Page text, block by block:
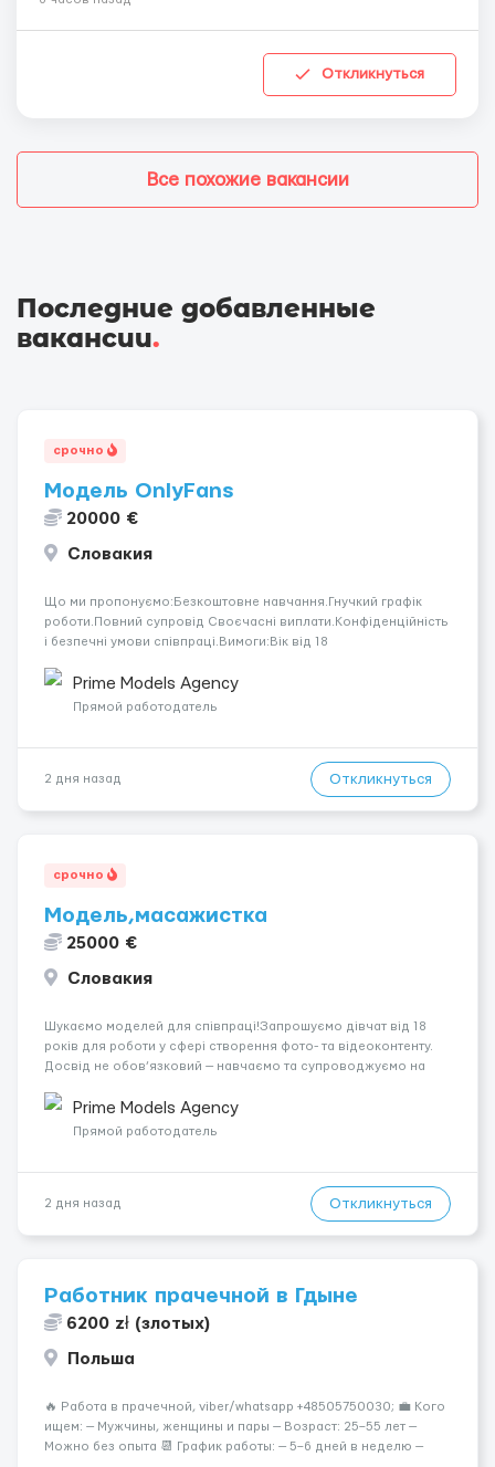
Откликнуться
Все похожие вакансии
Последние добавленные
вакансии.
срочно
Модель OnlyFans
20000 €
Словакия
Що ми пропонуємо:Безкоштовне навчання.Гнучкий графік
роботи.Повний супровід Своєчасні виплати.Конфіденційність
і безпечні умови співпраці.Вимоги:Вік від 18
розвиватися.Досвід не обов’язковий.Якщо вас зацікавила
вакансія — залишайте відгук, і ми зв’яжемося ...
Prime Models Agency
Прямой работодатель
2 дня назад Откликнуться
срочно
Модель,масажистка
25000 €
Словакия
Шукаємо моделей для співпраці!Запрошуємо дівчат від 18
років для роботи у сфері створення фото- та відеоконтенту.
Досвід не обов’язковий — навчаємо та супроводжуємо на
конфіденційність і професійну підтримку. Працюємо офіційно,
поважаємо особ...
Prime Models Agency
Прямой работодатель
2 дня назад Откликнуться
Работник прачечной в Гдыне
6200 zł (злотых)
Польша
🔥 Работа в прачечной, viber/whatsapp +48505750030; 💼 Кого
ищем: — Мужчины, женщины и пары — Возраст: 25–55 лет —
Можно без опыта 📆 График работы: — 5–6 дней в неделю —